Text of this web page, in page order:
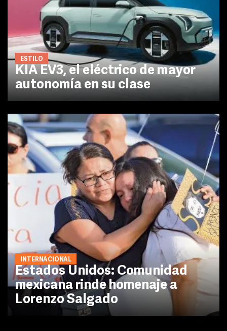
ESTILO
KIA EV3, el eléctrico de mayor
autonomía en su clase
INTERNACIONAL
Estados Unidos: Comunidad
mexicana rinde homenaje a
Lorenzo Salgado